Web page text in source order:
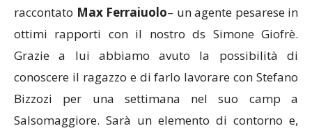
raccontato Max Ferraiuolo– un agente pesarese in
ottimi rapporti con il nostro ds Simone Giofrè.
Grazie a lui abbiamo avuto la possibilità di
conoscere il ragazzo e di farlo lavorare con Stefano
Bizzozi per una settimana nel suo camp a
Salsomaggiore. Sarà un elemento di contorno e,